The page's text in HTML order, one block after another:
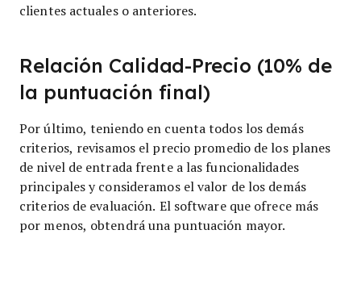
clientes actuales o anteriores.
Relación Calidad-Precio (10% de
la puntuación final)
Por último, teniendo en cuenta todos los demás
criterios, revisamos el precio promedio de los planes
de nivel de entrada frente a las funcionalidades
principales y consideramos el valor de los demás
criterios de evaluación. El software que ofrece más
por menos, obtendrá una puntuación mayor.